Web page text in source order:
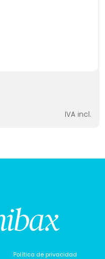
IVA incl.
Política de privacidad